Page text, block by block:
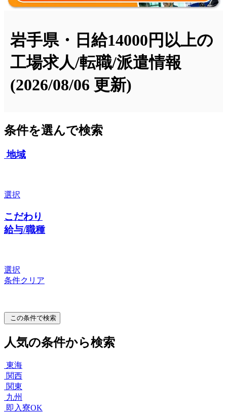
岩手県・日給14000円以上の
工場求人/転職/派遣情報
(2026/08/06 更新)
条件を選んで検索
地域
選択
こだわり
給与/職種
選択
条件クリア
この条件で検索
人気の条件から検索
東海
関西
関東
九州
即入寮OK